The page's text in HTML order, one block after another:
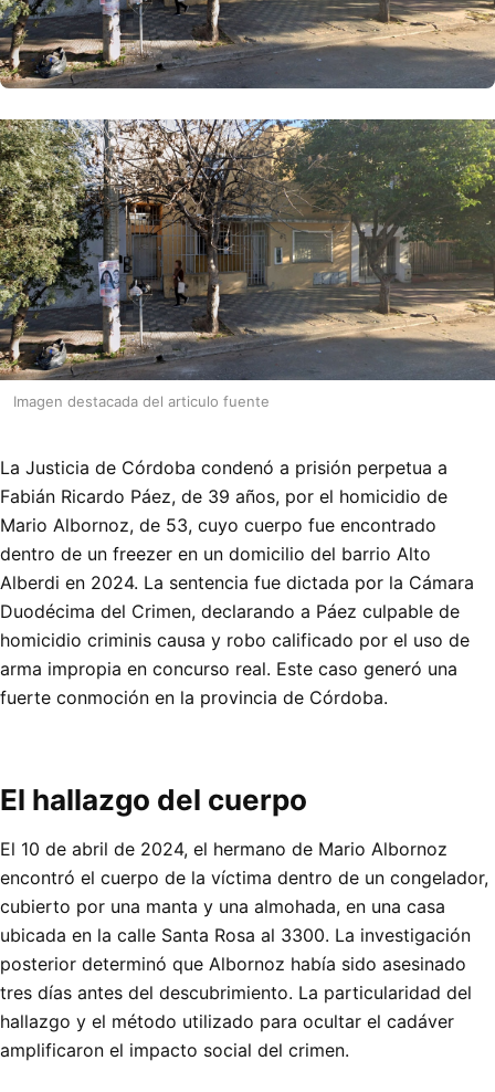
Imagen destacada del articulo fuente
La Justicia de Córdoba condenó a prisión perpetua a
Fabián Ricardo Páez, de 39 años, por el homicidio de
Mario Albornoz, de 53, cuyo cuerpo fue encontrado
dentro de un freezer en un domicilio del barrio Alto
Alberdi en 2024. La sentencia fue dictada por la Cámara
Duodécima del Crimen, declarando a Páez culpable de
homicidio criminis causa y robo calificado por el uso de
arma impropia en concurso real. Este caso generó una
fuerte conmoción en la provincia de Córdoba.
El hallazgo del cuerpo
El 10 de abril de 2024, el hermano de Mario Albornoz
encontró el cuerpo de la víctima dentro de un congelador,
cubierto por una manta y una almohada, en una casa
ubicada en la calle Santa Rosa al 3300. La investigación
posterior determinó que Albornoz había sido asesinado
tres días antes del descubrimiento. La particularidad del
hallazgo y el método utilizado para ocultar el cadáver
amplificaron el impacto social del crimen.